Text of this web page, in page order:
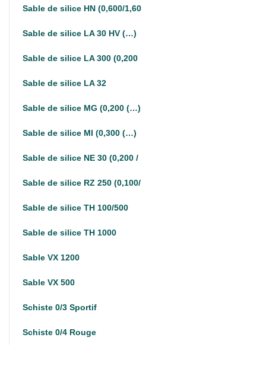
Sable de silice HN (0,600/1,60
Sable de silice LA 30 HV (…)
Sable de silice LA 300 (0,200
Sable de silice LA 32
Sable de silice MG (0,200 (…)
Sable de silice MI (0,300 (…)
Sable de silice NE 30 (0,200 /
Sable de silice RZ 250 (0,100/
Sable de silice TH 100/500
Sable de silice TH 1000
Sable VX 1200
Sable VX 500
Schiste 0/3 Sportif
Schiste 0/4 Rouge